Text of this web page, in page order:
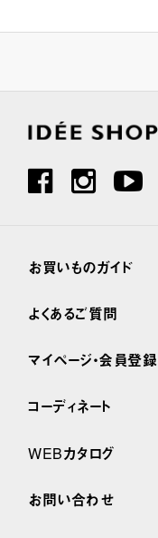
お買いものガイド
よくあるご質問
マイページ・会員登録
コーディネート
WEBカタログ
お問い合わせ